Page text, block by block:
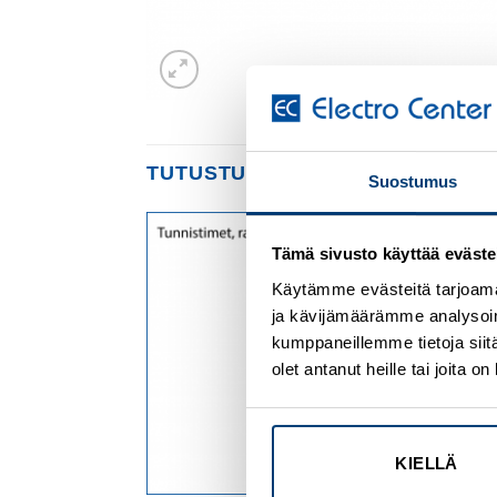
Suostumus
Tämä sivusto käyttää
Käytämme evästeitä
ja kävijämäärämme
kumppaneillemme tietoja
olet antanut heille tai joita
KIELLÄ
TUTUSTU MYÖS
wishlist